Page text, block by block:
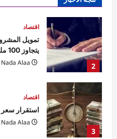
3
اقتصاد
استقرار سعر
Nada Alaa
4
السيطرة
شكر دون
الملابسات